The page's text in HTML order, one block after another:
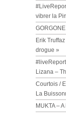
vibrer la
Erik
drogue »
Lizana –
Courtois /
La
MUKTA –